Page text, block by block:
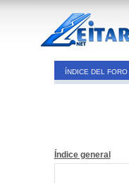
ÍNDICE DEL FORO
Índice general